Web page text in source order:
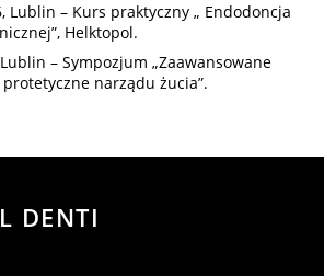
Lublin – Kurs praktyczny „ Endodoncja
Helktopol.
– Sympozjum „Zaawansowane
narządu żucia”.
DENTI